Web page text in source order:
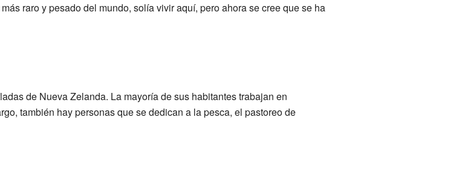
raro y pesado del mundo, solía vivir aquí, pero ahora se cree que se ha
de Nueva Zelanda. La mayoría de sus habitantes trabajan en
también hay personas que se dedican a la pesca, el pastoreo de